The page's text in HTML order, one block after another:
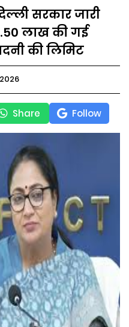
सरकार जारी
लाख की गई
की लिमिट
Share Follow